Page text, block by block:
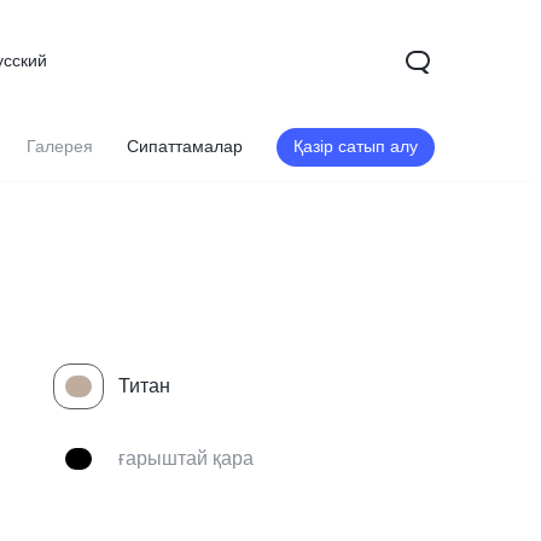
Галерея Сипаттамалар Қазір сатып алу
Титан
ғарыштай қара